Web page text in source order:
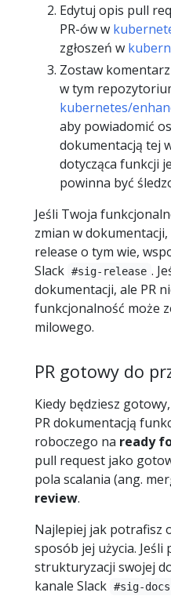
Edytuj opis pull
PR-ów w
zgłoszeń w
Zostaw
w tym
kubernetes/
aby powiadomić
dokumentacją tej
dotycząca funkcji
powinna być
Jeśli Twoja
zmian w
release o tym wie,
Slack #sig-release .
dokumentacji, ale PR
funkcjonalność może
milowego.
PR gotowy do
Kiedy będziesz
PR dokumentacją
roboczego na ready
pull request jako
pola scalania (ang.
review.
Najlepiej jak potrafisz
sposób jej użycia.
strukturyzacji swojej
kanale Slack #sig-docs